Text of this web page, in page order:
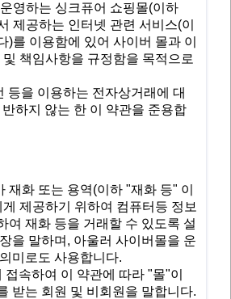
영하는 싱크퓨어 쇼핑몰(이하
제공하는 인터넷 관련 서비스(이
)를 이용함에 있어 사이버 몰과 이
및 책임사항을 규정함을 목적으로
등을 이용하는 전자상거래에 대
하지 않는 한 이 약관을 준용합
재화 또는 용역(이하 "재화 등" 이
제공하기 위하여 컴퓨터등 정보
여 재화 등을 거래할 수 있도록 설
을 말하며, 아울러 사이버몰을 운
미로도 사용합니다.
속하여 이 약관에 따라 "몰"이
받는 회원 및 비회원을 말합니다.